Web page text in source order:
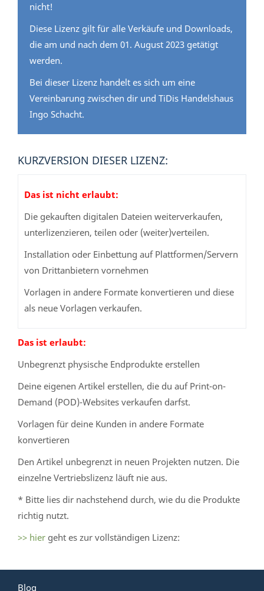
nicht!
Diese Lizenz gilt für alle Verkäufe und Downloads,
die am und nach dem 01. August 2023 getätigt
werden.
Bei dieser Lizenz handelt es sich um eine
Vereinbarung zwischen dir und TiDis Handelshaus
Ingo Schacht.
KURZVERSION DIESER LIZENZ:
Das ist nicht erlaubt:
Die gekauften digitalen Dateien weiterverkaufen,
unterlizenzieren, teilen oder (weiter)verteilen.
Installation oder Einbettung auf Plattformen/Servern
von Drittanbietern vornehmen
Vorlagen in andere Formate konvertieren und diese
als neue Vorlagen verkaufen.
Das ist erlaubt:
Unbegrenzt physische Endprodukte erstellen
Deine eigenen Artikel erstellen, die du auf Print-on-
Demand (POD)-Websites verkaufen darfst.
Vorlagen für deine Kunden in andere Formate
konvertieren
Den Artikel unbegrenzt in neuen Projekten nutzen. Die
einzelne Vertriebslizenz läuft nie aus.
* Bitte lies dir nachstehend durch, wie du die Produkte
richtig nutzt.
>> hier geht es zur vollständigen Lizenz:
Blog